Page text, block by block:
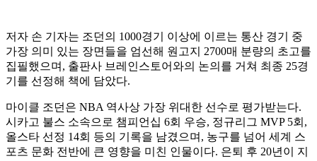
저자 손 기자는 조던의 1000경기 이상에 이르는 통산 경기 중
가장 의미 있는 장면들을 엄선해 원고지 2700매 분량의 초고를
집필했으며, 출판사 브레인스토어와의 논의를 거쳐 최종 25경
기를 선정해 책에 담았다.
마이클 조던은 NBA 역사상 가장 위대한 선수로 평가받는다.
시카고 불스 소속으로 챔피언십 6회 우승, 정규리그 MVP 5회,
올스타 선정 14회 등의 기록을 남겼으며, 농구를 넘어 세계 스
포츠 문화 전반에 큰 영향을 미친 인물이다. 은퇴 후 20년이 지